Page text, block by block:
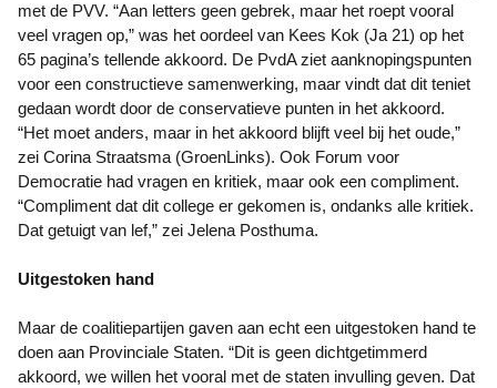
met de PVV. “Aan letters geen gebrek, maar het roept vooral
veel vragen op,” was het oordeel van Kees Kok (Ja 21) op het
65 pagina’s tellende akkoord. De PvdA ziet aanknopingspunten
voor een constructieve samenwerking, maar vindt dat dit teniet
gedaan wordt door de conservatieve punten in het akkoord.
“Het moet anders, maar in het akkoord blijft veel bij het oude,”
zei Corina Straatsma (GroenLinks). Ook Forum voor
Democratie had vragen en kritiek, maar ook een compliment.
“Compliment dat dit college er gekomen is, ondanks alle kritiek.
Dat getuigt van lef,” zei Jelena Posthuma.
Uitgestoken hand
Maar de coalitiepartijen gaven aan echt een uitgestoken hand te
doen aan Provinciale Staten. “Dit is geen dichtgetimmerd
akkoord, we willen het vooral met de staten invulling geven. Dat